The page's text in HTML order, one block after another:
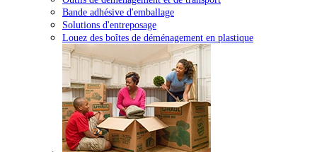
Bande adhésive d'emballage
Solutions d'entreposage
Louez des boîtes de déménagement en plastique